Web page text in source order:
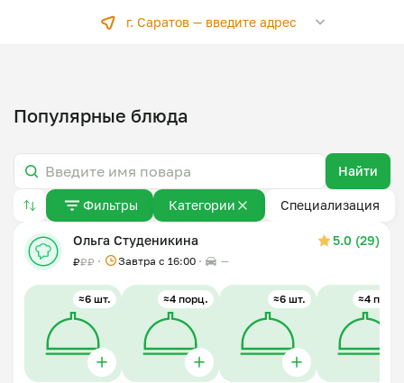
г. Саратов —введите адрес
Популярные блюда
Найти
Фильтры Категории Специализация
Ольга Студеникина 5.0 (29)
₽₽₽ Завтра c 16:00 —
≈6 шт. ≈4 порц. ≈6 шт. ≈4 порц.